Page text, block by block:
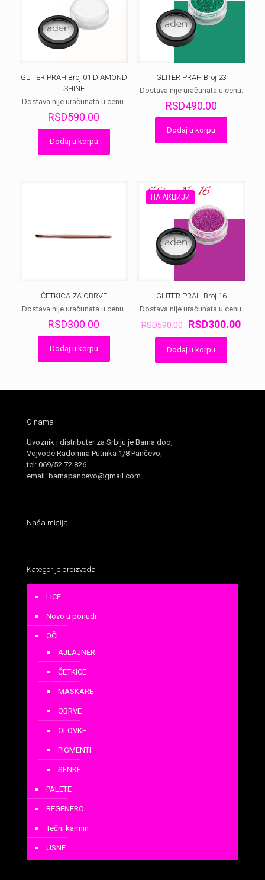
GLITER PRAH Broj 01 DIAMOND
SHINE
Dostava nije uračunata u cenu.
RSD590.00
Dodaj u korpu
GLITER PRAH Broj 23
Dostava nije uračunata u cenu.
RSD490.00
Dodaj u korpu
ČETKICA ZA OBRVE
Dostava nije uračunata u cenu.
RSD300.00
Dodaj u korpu
НА АКЦИЈИ
GLITER PRAH Broj 16
Dostava nije uračunata u cenu.
RSD590.00 Оригинална
цена
је
била:
RSD300.00
Dodaj u korpu
O nama
Uvoznik i distributer za Srbiju je Barna doo,
Vojvode Radomira Putnika 1/8 Pančevo,
tel: 069/52 72 826
email: barnapancevo@gmail.com
Naša misija
Kategorije proizvoda
LICE
Novo u ponudi
OČI
AJLAJNER
ČETKICE
MASKARE
OBRVE
OLOVKE
PIGMENTI
SENKE
PALETE
REGENERO
Tečni karmin
USNE